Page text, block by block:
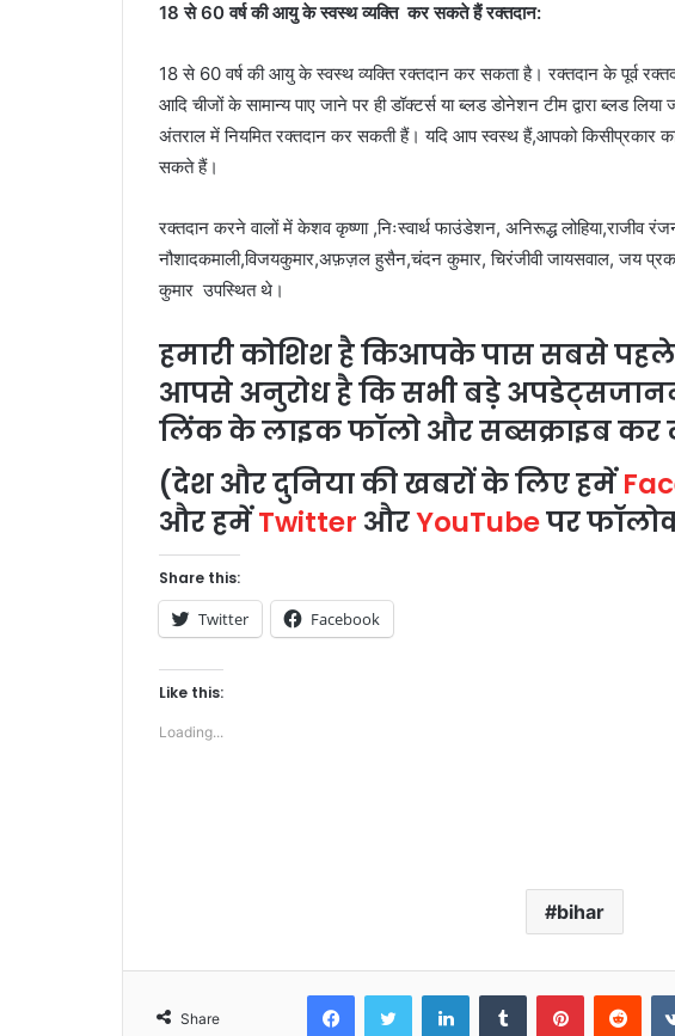
18से60वर्ष की आयु के स्वस्थ व्यक्ति कर सकते हैं रक्तदान:
18से60वर्ष की आयु के स्वस्थ व्यक्ति रक्तदान कर सकता है। रक्तदान के पूर्व
आदि चीजों के सामान्य पाए जाने पर ही डॉक्टर्स या ब्लड डोनेशन टीम द्वारा ब्लड लिया
अंतराल में नियमित रक्तदान कर सकती हैं। यदि आप स्वस्थ हैं,आपको किसीप्रकार
सकते हैं।
रक्तदान करने वालों में केशव कृष्णा,निःस्वार्थ फाउंडेशन, अनिरूद्ध लोहिया,राजीव
नौशादकमाली,विजयकुमार,अफ़ज़ल हुसैन,चंदन कुमार,चिरंजीवी जायसवाल,जय
कुमार उपस्थित थे।
हमारीकोशिशहैकिआपकेपाससबसेपहले
आपसेअनुरोधहैकिसभीबड़े
लिंककेलाइकफॉलोऔरसब्सक्राइबकर
(देशऔरदुनियाकीखबरोंकेलिएहमें
औरहमेंTwitter औरYouTubeपरफॉलो
Share this:
Twitter Facebook
Like this:
Loading...
bihar
Share
FacebookTwitter LinkedInTumblr Pinterest